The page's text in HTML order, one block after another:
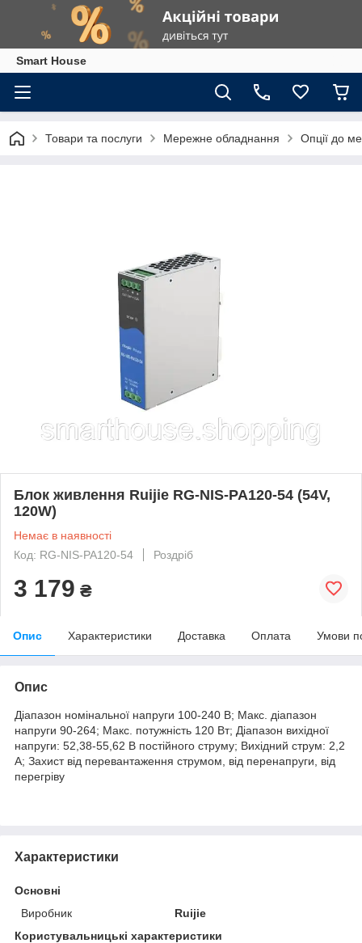
Smart House
Товари та послуги Мережне обладнання Опції до
Блок живлення Ruijie RG-NIS-PA120-54 (54V,
120W)
Немає в наявності
Код: RG-NIS-PA120-54
Роздріб
3 179 ₴
Опис Характеристики Доставка Оплата Умови
Опис
Діапазон номінальної напруги 100-240 В; Макс. діапазон
напруги 90-264; Макс. потужність 120 Вт; Діапазон вихідної
напруги: 52,38-55,62 В постійного струму; Вихідний струм: 2,2
А; Захист від перевантаження струмом, від перенапруги, від
перегріву
Характеристики
Основні
Виробник
Ruijie
Користувальницькі характеристики